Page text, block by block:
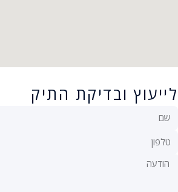
לייעוץ ובדיקת התיק